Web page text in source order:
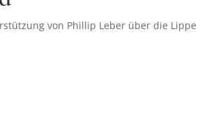
von Phillip Leber über die Lippe